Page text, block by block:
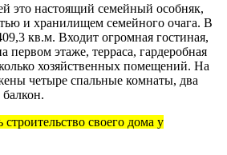
это настоящий семейный особняк,
и хранилищем семейного очага. В
кв.м. Входит огромная гостиная,
первом этаже, терраса, гардеробная
хозяйственных помещений. На
четыре спальные комнаты, два
балкон.
своего дома у